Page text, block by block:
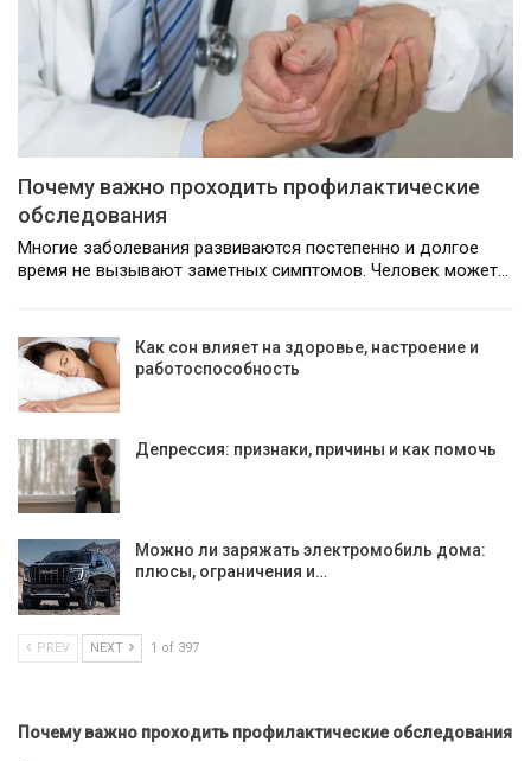
Почему важно проходить профилактические
обследования
Многие заболевания развиваются постепенно и долгое
время не вызывают заметных симптомов. Человек может…
Как сон влияет на здоровье, настроение и
работоспособность
Депрессия: признаки, причины и как помочь
Можно ли заряжать электромобиль дома:
плюсы, ограничения и…
PREV NEXT 1 of 397
Почему важно проходить профилактические обследования